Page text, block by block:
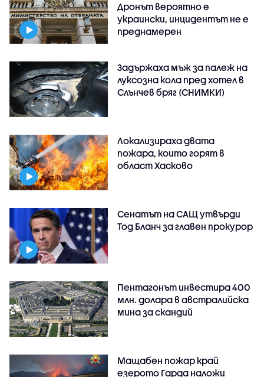
Дронът вероятно е
украински, инцидентът не е
преднамерен
Задържаха мъж за палеж на
луксозна кола пред хотел в
Слънчев бряг (СНИМКИ)
Локализираха двата
пожара, които горят в
област Хасково
Сенатът на САЩ утвърди
Тод Бланч за главен прокурор
Пентагонът инвестира 400
млн. долара в австралийска
мина за скандий
Мащабен пожар край
езерото Гарда наложи